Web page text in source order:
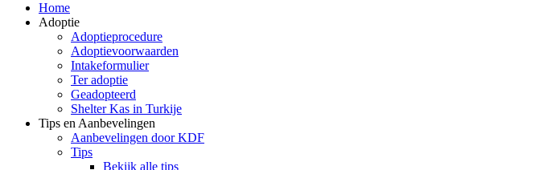
Home
Adoptie
Adoptieprocedure
Adoptievoorwaarden
Intakeformulier
Ter adoptie
Geadopteerd
Shelter Kas in Turkije
Tips en Aanbevelingen
Aanbevelingen door KDF
Tips
Bekijk alle tips